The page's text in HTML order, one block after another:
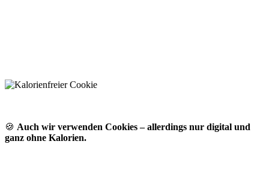
🍪 Auch wir verwenden Cookies – allerdings nur digital und
ganz ohne Kalorien.